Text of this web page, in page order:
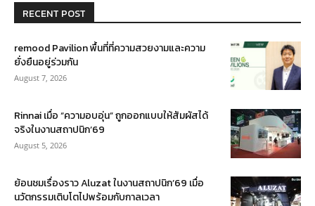
RECENT POST
remood Pavilion พื้นที่ที่ความสวยงามและความ
ยั่งยืนอยู่ร่วมกัน
August 7, 2026
Rinnai เมื่อ “ความอบอุ่น” ถูกออกแบบให้สัมผัสได้
จริงในงานสถาปนิก’69
August 5, 2026
ย้อนชมเรื่องราว Aluzat ในงานสถาปนิก’69 เมื่อ
นวัตกรรมเติบโตไปพร้อมกับกาลเวลา